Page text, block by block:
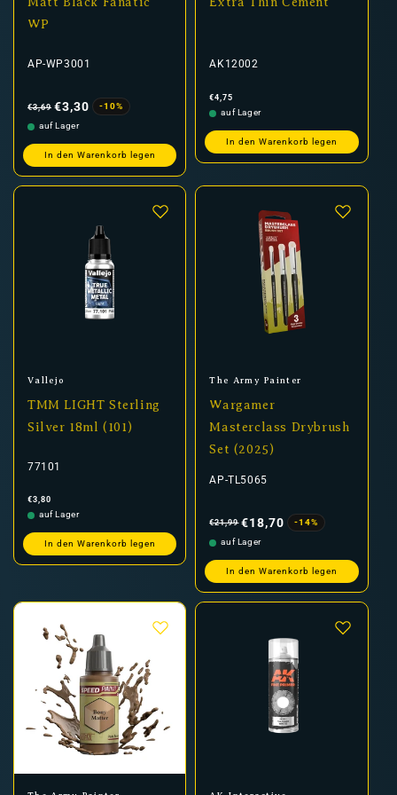
WP
AP-WP3001
Preis
€3,69 €3,30
-10%
auf Lager
In den Warenkorb legen
AK12002
Normaler
Preis
€4,75
auf Lager
In den Warenkorb legen
Anbieter:
Vallejo
TMM LIGHT Sterling
Silver 18ml (101)
77101
Normaler
Preis
€3,80
auf Lager
In den Warenkorb legen
Anbieter:
The Army Painter
Wargamer
Masterclass Drybrush
Set (2025)
AP-TL5065
Preis
€21,99 €18,70
-14%
auf Lager
In den Warenkorb legen